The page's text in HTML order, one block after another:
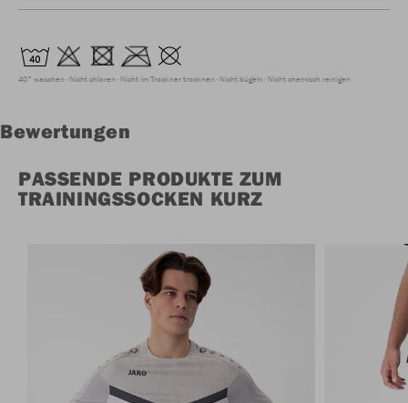
40° waschen Nicht chloren Nicht im Trockner trocknen Nicht bügeln Nicht chemisch reinigen
Bewertungen
PASSENDE PRODUKTE ZUM
TRAININGSSOCKEN KURZ